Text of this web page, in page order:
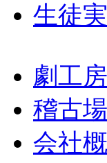
生徒
劇工
稽古
会社